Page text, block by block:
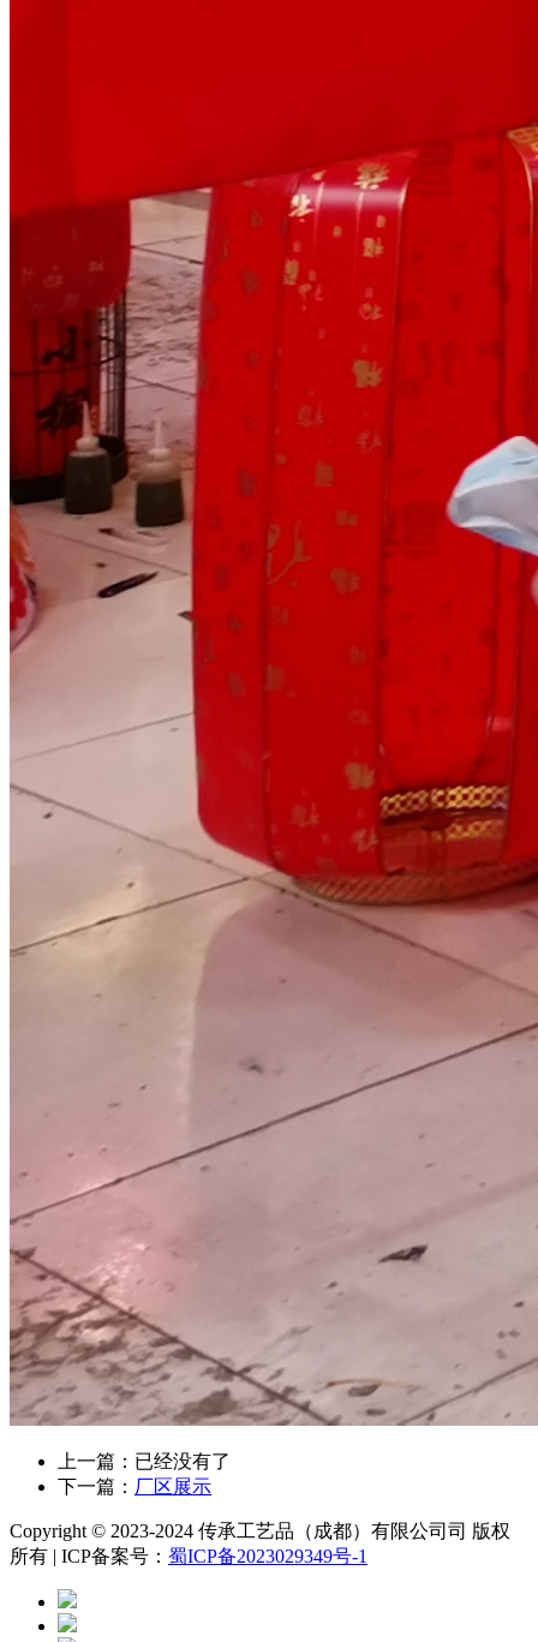
上一篇：已经没有了
下一篇： 厂区展示
Copyright © 2023-2024 传承工艺品（成都）有限公司司 版权
所有 | ICP备案号： 蜀ICP备2023029349号-1